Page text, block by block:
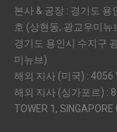
본사 & 공장 : 경기도
호 (상현동, 광교우미뉴
경기도 용인시 수지구
미뉴브)
해외 지사 (미국) : 4056
해외 지사 (싱가포르) :
TOWER 1,